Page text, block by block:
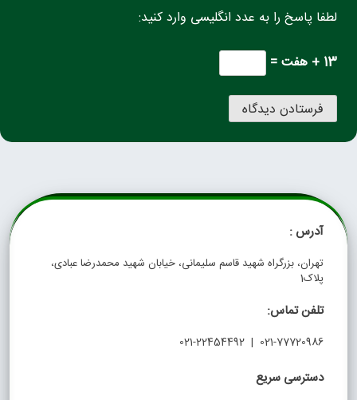
لطفا پاسخ را به عدد انگلیسی وارد کنید:
13 + هفت =
آدرس :
تهران، بزرگراه شهید قاسم سلیمانی، خیابان شهید محمدرضا عبادی،
پلاک1
تلفن تماس:
021-77720986 | 021-22454492
دسترسی سریع